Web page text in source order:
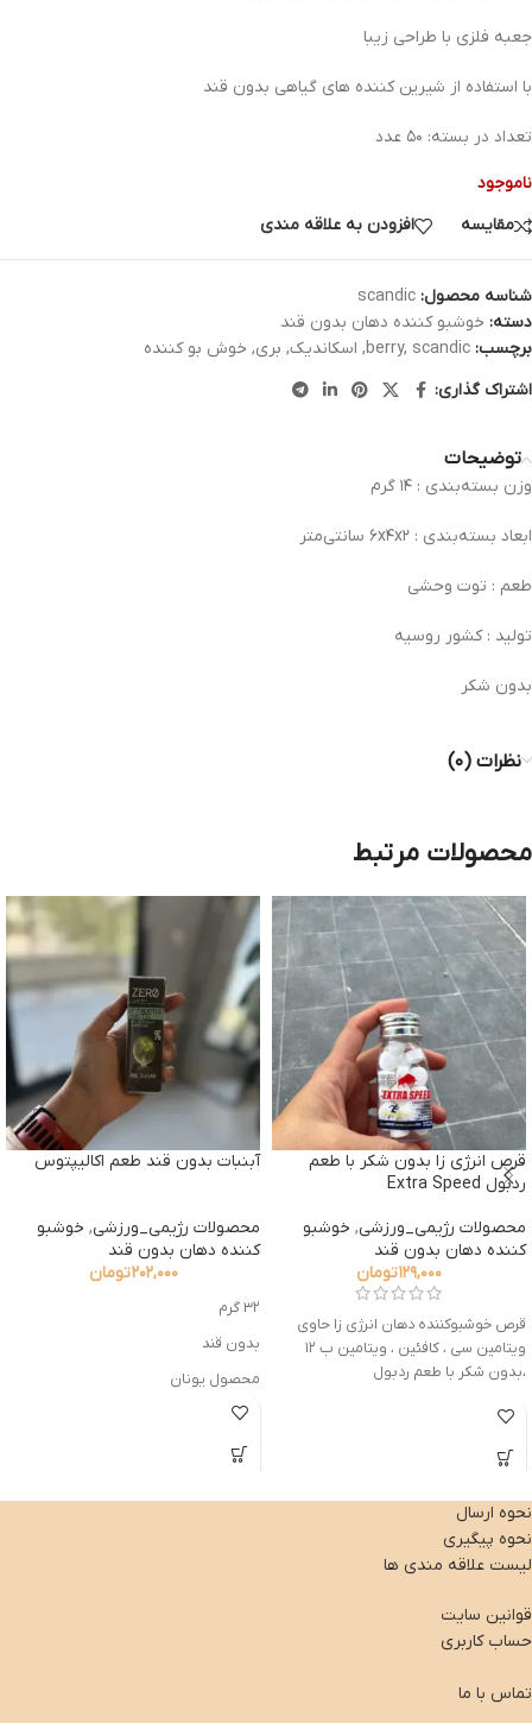
جعبه فلزی با طراحی زیبا
با استفاده از شیرین کننده های گیاهی بدون قند
تعداد در بسته: ۵۰ عدد
ناموجود
مقایسه
افزودن به علاقه مندی
شناسه محصول: scandic
دسته: خوشبو کننده دهان بدون قند
برچسب:
berry, scandic
, اسکاندیک, بری, خوش بو کننده
اشتراک گذاری:
توضیحات
وزن بسته‌بندی : ۱۴ گرم
ابعاد بسته‌بندی : ۶x۴x۲ سانتی‌متر
طعم : توت وحشی
تولید : کشور روسیه
بدون شکر
نظرات (۰)
محصولات مرتبط
قرص انرژی زا بدون شکر با طعم
ردبول Extra Speed
محصولات رژیمی_ورزشی, خوشبو
کننده دهان بدون قند
۱۲۹,۰۰۰تومان
قرص خوشبوکننده دهان انرژی زا حاوی
ویتامین سی ، کافئین ، ویتامین ب ۱۲
،بدون شکر با طعم ردبول
آبنبات بدون قند طعم اکالیپتوس
محصولات رژیمی_ورزشی, خوشبو
کننده دهان بدون قند
۲۰۲,۰۰۰تومان
۳۲ گرم
بدون قند
محصول یونان
نحوه ارسال
نحوه پیگیری
لیست علاقه مندی ها
قوانین سایت
حساب کاربری
تماس با ما